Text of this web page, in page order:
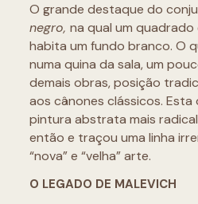
O grande destaque do
negro, na qual um
habita um fundo branco. O
numa quina da sala, um
demais obras, posição
aos cânones clássicos.
pintura abstrata mais
então e traçou uma linha
“nova” e “velha” arte.
O LEGADO DE MALEVICH